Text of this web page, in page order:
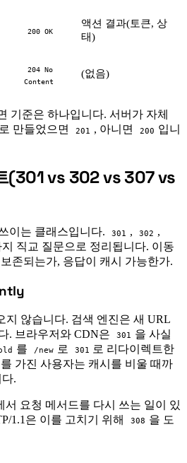
200 OK
액션 결과(토큰, 상
태)
204 No
Content
(없음)
기준은 하나입니다. 서버가 자체
만들었으면
201 , 아니면 200 입니
(301 vs 302 vs 307 vs
이는 클래스입니다. 301 , 302 ,
직교 질문으로 정리됩니다. 이동
존되는가, 응답이 캐시 가능한가.
지 않습니다. 검색 엔진은 새 URL
. 브라우저와 CDN은
301 을 사실
를 /new 로 301 로 리다이렉트한
가진 사용자는 캐시를 비울 때까
.
서 요청 메서드를 다시 쓰는 일이 있
1.1은 이를 고치기 위해
308 을 도